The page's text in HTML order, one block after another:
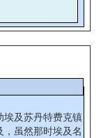
埃及苏丹特费克镇
，虽然那时埃及名